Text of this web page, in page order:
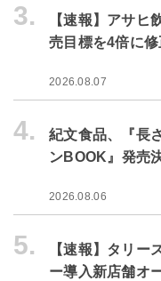
3.
【速報】アサ
売目標を4倍に修
2026.08.07
4.
紀文食品、『長
ンBOOK』発売
2026.08.06
5.
【速報】タリー
ー導入新店舗オ